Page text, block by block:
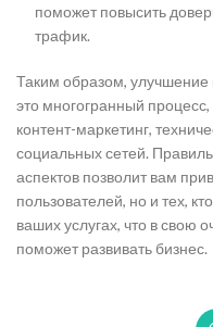
поможет повысить
трафик.
Таким образом, улучшение
это многогранный процесс,
контент-маркетинг,
социальных сетей.
аспектов позволит вам
пользователей, но и тех,
ваших услугах, что в свою
поможет развивать бизнес.